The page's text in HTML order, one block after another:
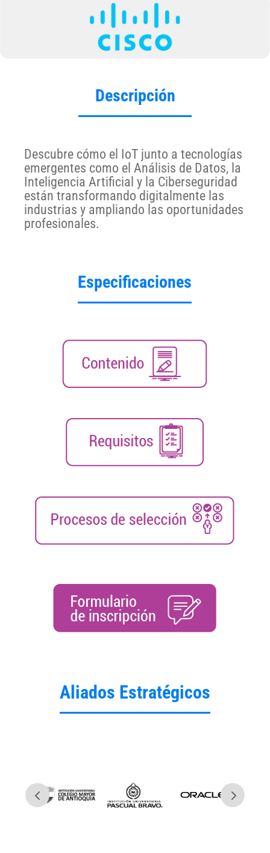
Descripción
Descubre cómo el IoT junto a tecnologías
emergentes como el Análisis de Datos, la
Inteligencia Artificial y la Ciberseguridad
están transformando digitalmente las
industrias y ampliando las oportunidades
profesionales.
Especificaciones
Aliados Estratégicos